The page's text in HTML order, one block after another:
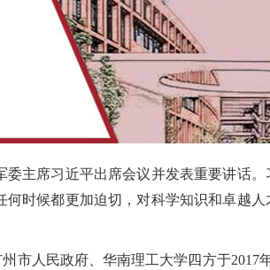
席习近平出席会议并发表重要讲话。
时候都更加迫切，对科学知识和卓越
人民政府、华南理工大学四方于2017